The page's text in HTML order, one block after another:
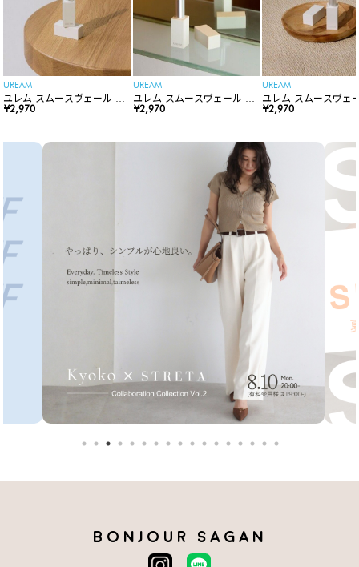
UREAM
ユレム スムースヴェール リ
ップスティック
¥2,970
UREAM
ユレム スムースヴェール リ
ップスティック
¥2,970
UREAM
ユレム スムースヴェ
ップスティック
¥2,970
BONJOUR SAGAN